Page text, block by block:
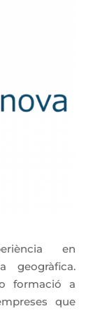
en
geogràfica.
formació a
que